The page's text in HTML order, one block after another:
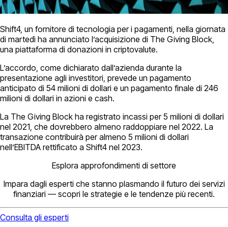
Shift4, un fornitore di tecnologia per i pagamenti, nella giornata
di martedì ha annunciato l’acquisizione di The Giving Block,
una piattaforma di donazioni in criptovalute.
L’accordo, come dichiarato dall’azienda durante la
presentazione agli investitori, prevede un pagamento
anticipato di 54 milioni di dollari e un pagamento finale di 246
milioni di dollari in azioni e cash.
La The Giving Block ha registrato incassi per 5 milioni di dollari
nel 2021, che dovrebbero almeno raddoppiare nel 2022. La
transazione contribuirà per almeno 5 milioni di dollari
nell’EBITDA rettificato a Shift4 nel 2023.
Esplora approfondimenti di settore
Impara dagli esperti che stanno plasmando il futuro dei servizi
finanziari — scopri le strategie e le tendenze più recenti.
Consulta gli esperti